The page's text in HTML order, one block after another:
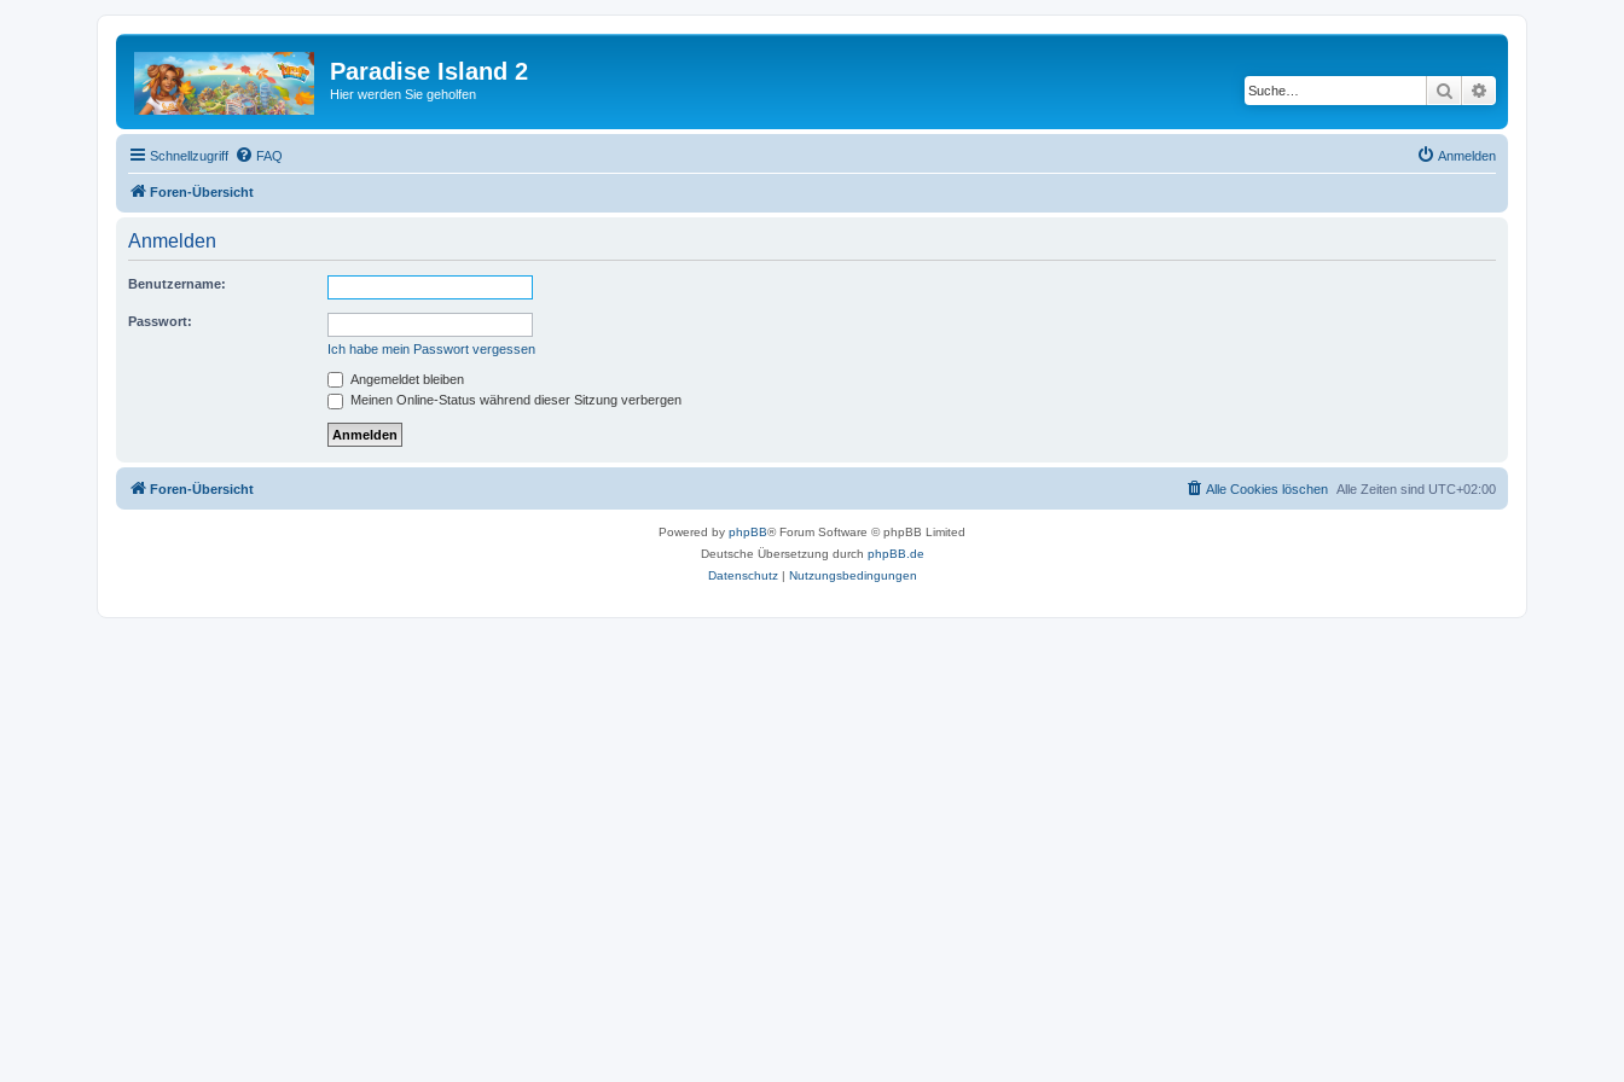
Paradise Island 2
Hier werden Sie geholfen Suche
Schnellzugriff FAQ Anmelden
Foren-Übersicht
Anmelden
Benutzername:
Passwort:
Ich habe mein Passwort vergessen
Angemeldet bleiben
Meinen Online-Status während dieser Sitzung verbergen
Foren-Übersicht Alle Zeiten sind UTC+02:00
Alle Cookies löschen
Powered by phpBB® Forum Software © phpBB Limited
Deutsche Übersetzung durch phpBB.de
Datenschutz| Nutzungsbedingungen